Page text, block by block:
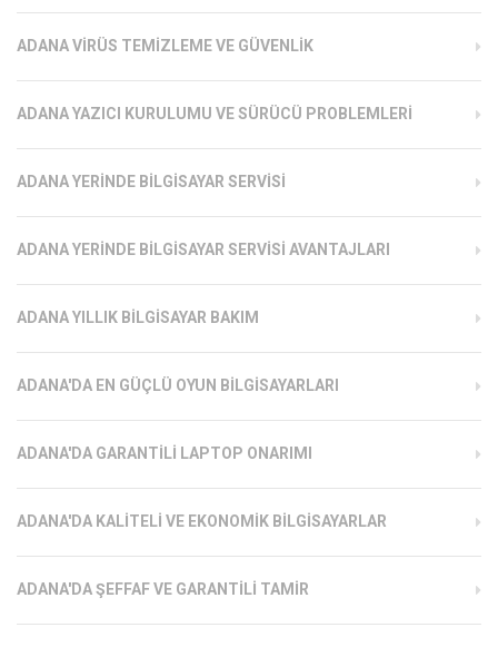
ADANA VIRÜS TEMIZLEME VE GÜVENLIK
ADANA YAZICI KURULUMU VE SÜRÜCÜ PROBLEMLERI
ADANA YERINDE BILGISAYAR SERVISI
ADANA YERINDE BILGISAYAR SERVISI AVANTAJLARI
ADANA YILLIK BILGISAYAR BAKIM
ADANA'DA EN GÜÇLÜ OYUN BILGISAYARLARI
ADANA'DA GARANTILI LAPTOP ONARIMI
ADANA'DA KALITELI VE EKONOMIK BILGISAYARLAR
ADANA'DA ŞEFFAF VE GARANTILI TAMIR